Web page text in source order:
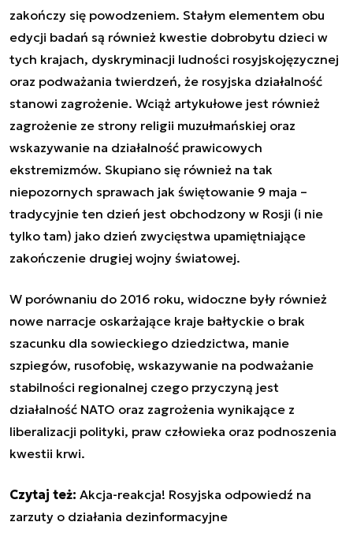
zakończy się powodzeniem. Stałym elementem obu
edycji badań są również kwestie dobrobytu dzieci w
tych krajach, dyskryminacji ludności rosyjskojęzycznej
oraz podważania twierdzeń, że rosyjska działalność
stanowi zagrożenie. Wciąż artykułowe jest również
zagrożenie ze strony religii muzułmańskiej oraz
wskazywanie na działalność prawicowych
ekstremizmów. Skupiano się również na tak
niepozornych sprawach jak świętowanie 9 maja –
tradycyjnie ten dzień jest obchodzony w Rosji (i nie
tylko tam) jako dzień zwycięstwa upamiętniające
zakończenie drugiej wojny światowej.
W porównaniu do 2016 roku, widoczne były również
nowe narracje oskarżające kraje bałtyckie o brak
szacunku dla sowieckiego dziedzictwa, manie
szpiegów, rusofobię, wskazywanie na podważanie
stabilności regionalnej czego przyczyną jest
działalność NATO oraz zagrożenia wynikające z
liberalizacji polityki, praw człowieka oraz podnoszenia
kwestii krwi.
Czytaj też: Akcja-reakcja! Rosyjska odpowiedź na
zarzuty o działania dezinformacyjne